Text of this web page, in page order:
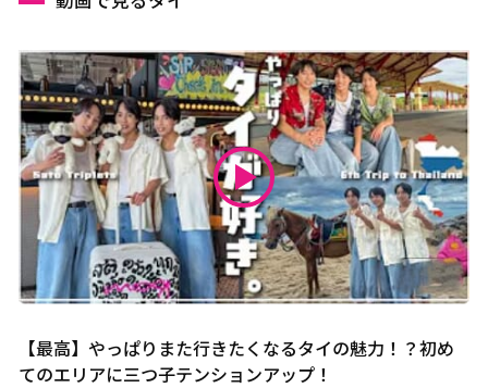
【最高】やっぱりまた行きたくなるタイの魅力！？初め
てのエリアに三つ子テンションアップ！